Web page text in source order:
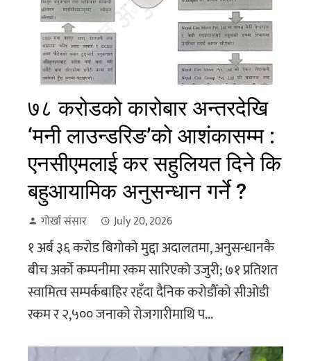
७८ करोडको कारोबार अन्तरदेखि
‘मनी लाउन्डरिङ’को आशंकासम्म :
एनसीएमलाई कर सहुलियत दिने कि
बहुआयामिक अनुसन्धान गर्ने ?
गोर्खा संसार July 20, 2026
१ अर्ब ३६ करोड बिगोको मुद्दा अदालतमा, अनुसन्धानकै
बीच अर्को कम्पनीमा रकम सारिएको उजुरी; ७१ प्रतिशत
स्वामित्व सम्पर्कबाहिर रहँदा दैनिक करोडौँको सीओडी
रकम र २,५०० जनाको रोजगारीमाथि प...